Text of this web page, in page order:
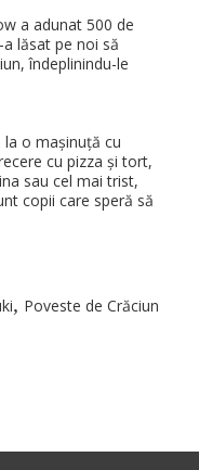
a adunat 500 de
lăsat pe noi să
îndeplinindu-le
la o mașinuță cu
cu pizza și tort,
sau cel mai trist,
copii care speră să
, Poveste de Crăciun